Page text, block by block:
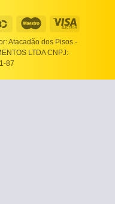
Atacadão dos Pisos -
LTDA CNPJ:
87